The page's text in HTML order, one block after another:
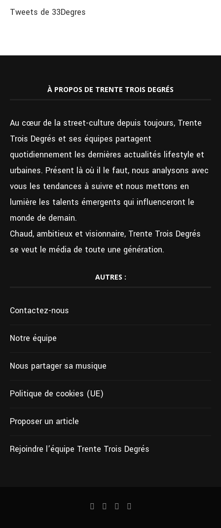
Tweets de 33Degres
À PROPOS DE TRENTE TROIS DEGRÉS
Au cœur de la street-culture depuis toujours, Trente
Trois Degrés et ses équipes partagent
quotidiennement les dernières actualités lifestyle et
urbaines. Présent là où il le faut, nous analysons avec
vous les tendances à suivre et nous mettons en
lumière les talents émergents qui influenceront le
monde de demain.
Chaud, ambitieux et visionnaire, Trente Trois Degrés
se veut le média de toute une génération.
AUTRES :
Contactez-nous
Notre équipe
Nous partager sa musique
Politique de cookies (UE)
Proposer un article
Rejoindre l’équipe Trente Trois Degrés